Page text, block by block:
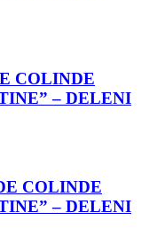
COLINDE
– DELENI
COLINDE
– DELENI